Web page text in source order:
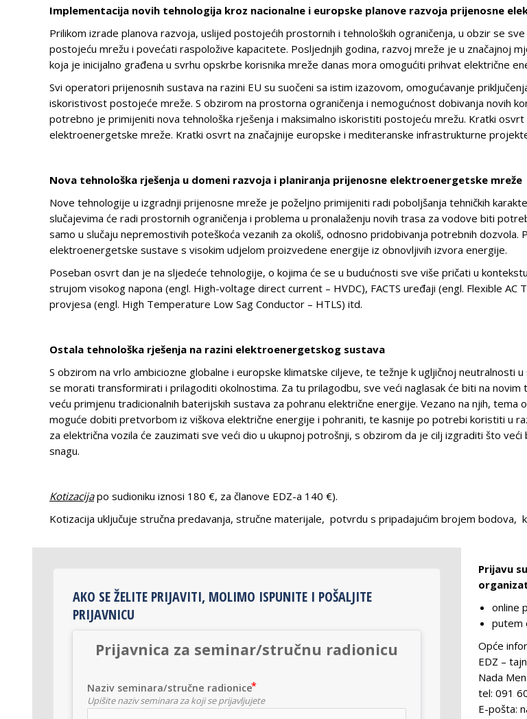
Implementacija novih tehnologija kroz nacionalne i europske planove razvoja prijenosne
Prilikom izrade planova razvoja, uslijed postojećih prostornih i tehnoloških ograničenja, u obzir se
postojeću mrežu i povećati raspoložive kapacitete. Posljednjih godina, razvoj mreže je u značajnoj
koja je inicijalno građena u svrhu opskrbe korisnika mreže danas mora omogućiti prihvat električne
Svi operatori prijenosnih sustava na razini EU su suočeni sa istim izazovom, omogućavanje
iskoristivost postojeće mreže. S obzirom na prostorna ograničenja i nemogućnost dobivanja novih
potrebno je primijeniti nova tehnološka rješenja i maksimalno iskoristiti postojeću mrežu. Kratki
elektroenergetske mreže. Kratki osvrt na značajnije europske i mediteranske infrastrukturne
Nova tehnološka rješenja u domeni razvoja i planiranja prijenosne elektroenergetske mreže
Nove tehnologije u izgradnji prijenosne mreže je poželjno primijeniti radi poboljšanja tehničkih
slučajevima će radi prostornih ograničenja i problema u pronalaženju novih trasa za vodove biti
samo u slučaju nepremostivih poteškoća vezanih za okoliš, odnosno pridobivanja potrebnih
elektroenergetske sustave s visokim udjelom proizvedene energije iz obnovljivih izvora energije.
Poseban osvrt dan je na sljedeće tehnologije, o kojima će se u budućnosti sve više pričati u
strujom visokog napona (engl. High-voltage direct current – HVDC), FACTS uređaji (engl. Flexible
provjesa (engl. High Temperature Low Sag Conductor – HTLS) itd.
Ostala tehnološka rješenja na razini elektroenergetskog sustava
S obzirom na vrlo ambiciozne globalne i europske klimatske ciljeve, te težnje k ugljičnoj
se morati transformirati i prilagoditi okolnostima. Za tu prilagodbu, sve veći naglasak će biti na
veću primjenu tradicionalnih baterijskih sustava za pohranu električne energije. Vezano na njih,
moguće dobiti pretvorbom iz viškova električne energije i pohraniti, te kasnije po potrebi koristiti u
za električna vozila će zauzimati sve veći dio u ukupnoj potrošnji, s obzirom da je cilj izgraditi što
snagu.
Kotizacijapo sudioniku iznosi 180 €, za članove EDZ-a 140 €).
Kotizacija uključuje stručna predavanja, stručne materijale, potvrdu s pripadajućim brojem bodova,
AKO SE ŽELITE PRIJAVITI, MOLIMO ISPUNITE I POŠALJITE
PRIJAVNICU
Prijavnica za seminar/stručnu radionicu
Naziv seminara/stručne radionice
Upišite naziv seminara za koji se prijavljujete
Prijavu
online
putem
Opće
EDZ –
Nada
tel: 091
E-pošta: